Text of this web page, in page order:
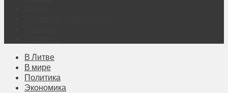
В Литве
В мире
Политика
Экономика